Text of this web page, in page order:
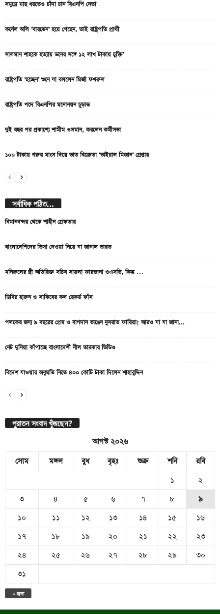
সমুদ্রে মাছ ধরতেও চাঁদা চান বিএনপি নেতা
কর্নেল অলি ‘বারডেন’ হয়ে গেছেন, তাই রাষ্ট্রপতি প্রার্থী
সালমান শাহকে হত্যায় ডনের সঙ্গে ১২ লাখ টাকায় চুক্তি’
রাষ্ট্রপতি ‘হচ্ছেন’ শুনে যা বললেন মির্জা ফখরুল
রাষ্ট্রপতি পদে বিএনপির মনোনয়ন চূড়ান্ত
দুই বছর পর প্রকাশ্যে শামীম ওসমান, করলেন কর্মীসভা
১০০ টাকায় গরুর মাংস দিয়ে ভাত বিক্রেতা ‘ভাইরাল মিজান’ গ্রেপ্তার
সর্বাধিক পঠিত...
বিমানবন্দর থেকে শাহীন গ্রেফতার
বাংলাদেশিদের ভিসা দেওয়া নিয়ে যা জানাল ভারত
মনিরুলের স্ত্রী অতিরিক্ত সচিব সায়লা ফারজানা ওএসডি, কিন্তু …
ডিবির হারুন ও সাকিবের কল রেকর্ড ফাঁস
পলকের জন্য ৯ বছরের প্রেম ও বাগদান ভাঙেন নুসরাত ফারিয়া! আরও যা যা জানা...
নেট দুনিয়া কাঁপাচ্ছে বাংলাদেশী নীল তারকার ভিডিও
বিদেশ যাওয়ার অনুমতি নিতে ৪০০ কোটি টাকা দিলেন শাহাবুদ্দিন
পুরাতন সংবাদ খুঁজছেন?
আগস্ট ২০২৬
সোম
মঙ্গল বুধ বৃহঃ শুক্র শনি রবি
« জুলা
১
২
৩
৪ ৫ ৬ ৭ ৮
৯
১০
১১ ১২ ১৩ ১৪ ১৫
১৬
১৭
১৮ ১৯ ২০ ২১ ২২
২৩
২৪
২৫ ২৬ ২৭ ২৮ ২৯
৩০
৩১